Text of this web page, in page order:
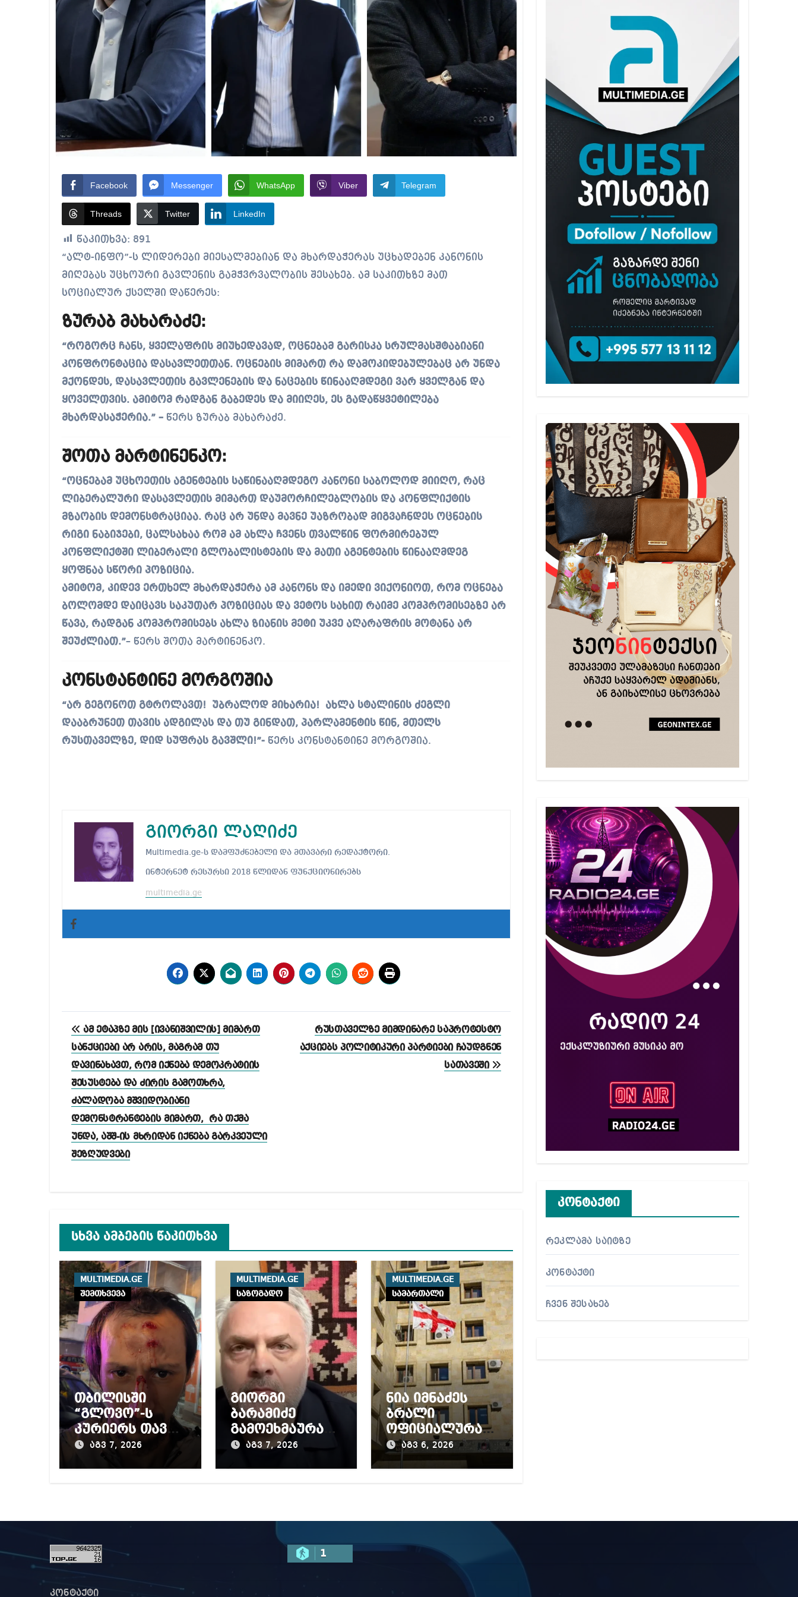
Facebook Messenger WhatsApp Viber Telegram
Threads Twitter LinkedIn
წაკითხვა: 891
“ალტ-ინფო”-ს ლიდერები მიესალმებიან და მხარდაჭერას უცხადებენ კანონის
მიღებას უცხოური გავლენის გამჭვრვალობის შესახებ. ამ საკითხზე მათ
სოციალურ ქსელში დაწერეს:
ზურაბ მახარაძე:
“როგორც ჩანს, ყველაფრის მიუხედავად, ოცნებამ გარისკა სრულმასშტაბიანი
კონფრონტაცია დასავლეთთან. ოცნების მიმართ რა დამოკიდებულებაც არ უნდა
მქონდეს, დასავლეთის გავლენების და ნაცების წინააღმდეგი ვარ ყველგან და
ყოველთვის. ამიტომ რადგან გაბედეს და მიიღეს, ეს გადაწყვეტილება
მხარდასაჭერია.” – წერს ზურაბ მახარაძე.
შოთა მარტინენკო:
“ოცნებამ უცხოეთის აგენტების საწინააღმდეგო კანონი საბოლოდ მიიღო, რაც
ლიბერალური დასავლეთის მიმართ დაუმორჩილებლობის და კონფლიქტის
მზაობის დემონსტრაციაა. რაც არ უნდა მავნე უაზრობად მიგვაჩნდეს ოცნების
რიგი ნაბიჯები, ცალსახაა რომ ამ ახლა ჩვენს თვალწინ ფორმირებულ
კონფლიქტში ლიბერალი გლობალისტების და მათი აგენტების წინააღმდეგ
ყოფნაა სწორი პოზიცია.
ამიტომ, კიდევ ერთხელ მხარდაჭერა ამ კანონს და იმედი ვიქონიოთ, რომ ოცნება
ბოლომდე დაიცავს საკუთარ პოზიციას და ვეტოს სახით რაიმე კომპრომისებზე არ
წავა, რადგან კომპრომისებს ახლა ზიანის მეტი უკვე აღარაფრის მოტანა არ
შეუძლიათ.”– წერს შოთა მარტინენკო.
კონსტანტინე მორგოშია
“არ გეგონოთ გტროლავთ! უბრალოდ მიხარია! ახლა სტალინის ძეგლი
დააბრუნეთ თავის ადგილას და თუ გინდათ, პარლამენტის წინ, მთელს
რუსთაველზე, დიდ სუფრას გავშლი!”- წერს კონსტანტინე მორგოშია.
გიორგი ლაღიძე
Multimedia.ge-ს დამფუძნებელი და მთავარი რედაქტორი.
ინტერნეტ რესურსი 2018 წლიდან ფუნქციონირებს
multimedia.ge
პოსტის
ნავიგაცია
ამ ეტაპზე მის [ივანიშვილის] მიმართ
სანქციები არ არის, მაგრამ თუ
დავინახავთ, რომ იქნება დემოკრატიის
შესუსტება და ძირის გამოთხრა,
ძალადობა მშვიდობიანი
დემონსტრანტების მიმართ, რა თქმა
უნდა, აშშ-ის მხრიდან იქნება გარკვეული
შეზღუდვები
რუსთაველზე მიმდინარე საპროტესტო
აქციებს პოლიტიკური პარტიები ჩაუდგნენ
სათავეში
სხვა ამბების წაკითხვა
MULTIMEDIA.GE
შემთხვევა
თბილისში
“გლოვო”-ს
კურიერს თავს
დაესხნენ
აგვ 7, 2026
MULTIMEDIA.GE
საზოგადო
გიორგი
ბარამიძე
გამოეხმაურა
პროკურატურის
აგვ 7, 2026
MULTIMEDIA.GE
სამართალი
ნია იმნაძეს
ბრალი
ოფიციალურად
წაუყენეს –
აღნიშნული
ითვალისწინებს
აგვ 6, 2026
კონტაქტი
რეკლამა საიტზე
კონტაქტი
ჩვენ შესახებ
1
კონტაქტი